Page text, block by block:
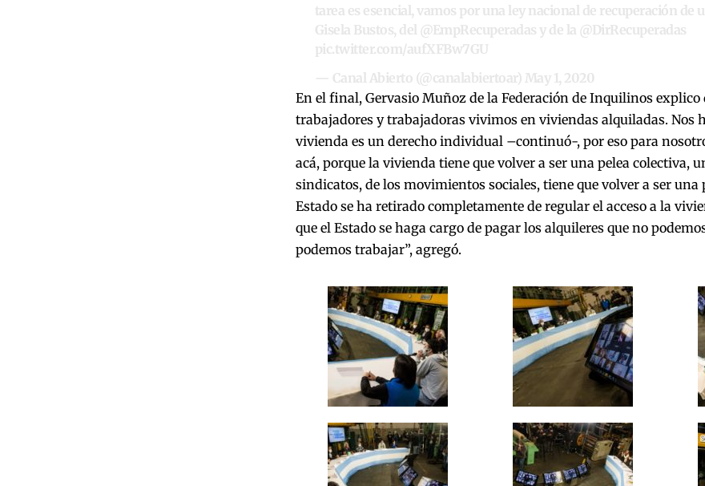
tarea es esencial, vamos por una ley nacional de recuperación de
Gisela Bustos, del @EmpRecuperadas y de la @DirRecuperadas
pic.twitter.com/aufXFBw7GU
— Canal Abierto (@canalabiertoar) May 1, 2020
En el final, Gervasio Muñoz de la Federación de Inquilinos explico
trabajadores y trabajadoras vivimos en viviendas alquiladas. Nos
vivienda es un derecho individual –continuó-, por eso para
acá, porque la vivienda tiene que volver a ser una pelea colectiva,
sindicatos, de los movimientos sociales, tiene que volver a ser una
Estado se ha retirado completamente de regular el acceso a la
que el Estado se haga cargo de pagar los alquileres que no
podemos trabajar”, agregó.